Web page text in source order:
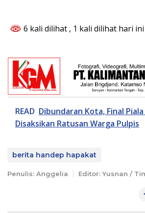
6 kali dilihat , 1 kali dilihat hari ini
READ Dibundaran Kota, Final
Disaksikan Ratusan Warga Pulpis
berita handep hapakat
Penulis: Anggelia Editor: Yusnan /